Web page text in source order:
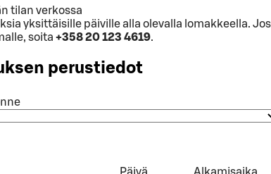
tilan verkossa
yksittäisille päiville alla olevalla lomakkeella.
soita +358 20 123 4619.
perustiedot
Päivä Alkamisaika